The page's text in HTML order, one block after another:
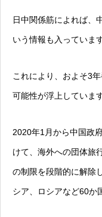
日中関係筋によれば、
いう情報も入っています
これにより、およそ3
可能性が浮上しています
2020年1月から中国政
けて、海外への団体旅
の制限を段階的に解除
シア、ロシアなど60か